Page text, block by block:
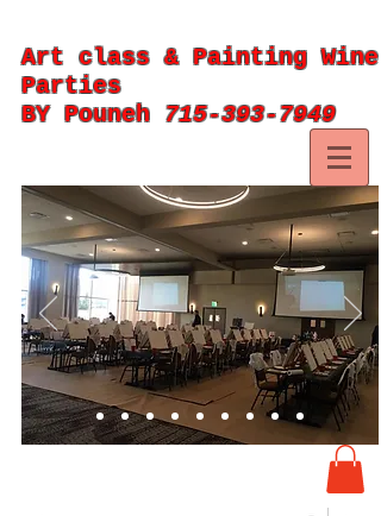
Art class & Painting Wine
Parties
BY Pouneh 715-393-7949